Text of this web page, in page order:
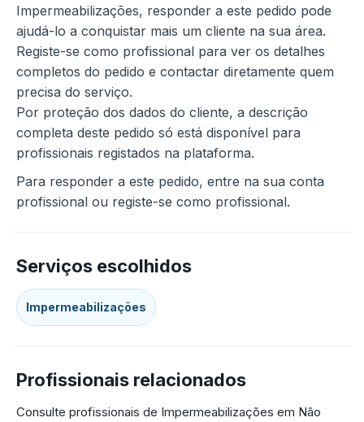
Impermeabilizações, responder a este pedido pode
ajudá-lo a conquistar mais um cliente na sua área.
Registe-se como profissional para ver os detalhes
completos do pedido e contactar diretamente quem
precisa do serviço.
Por proteção dos dados do cliente, a descrição
completa deste pedido só está disponível para
profissionais registados na plataforma.
Para responder a este pedido, entre na sua conta
profissional ou registe-se como profissional.
Serviços escolhidos
Impermeabilizações
Profissionais relacionados
Consulte profissionais de Impermeabilizações em Não